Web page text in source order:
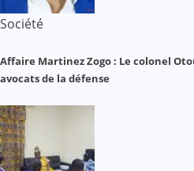
Société
Affaire Martinez Zogo : Le colonel
avocats de la défense